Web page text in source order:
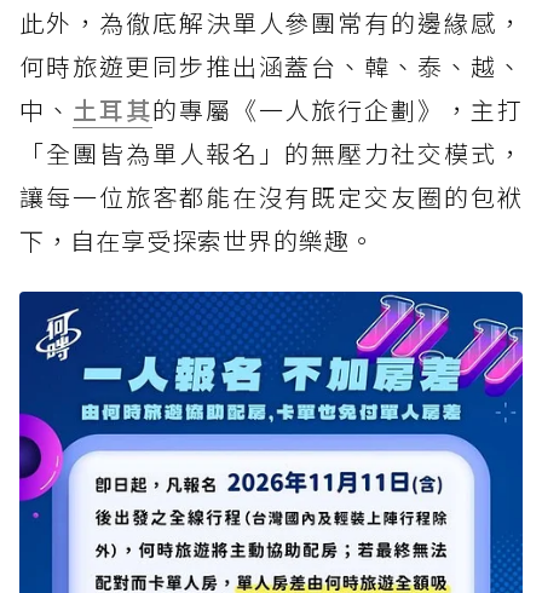
此外，為徹底解決單人參團常有的邊緣感，
何時旅遊更同步推出涵蓋台、韓、泰、越、
中、 土耳其的專屬《一人旅行企劃》，主打
「全團皆為單人報名」的無壓力社交模式，
讓每一位旅客都能在沒有既定交友圈的包袱
下，自在享受探索世界的樂趣。